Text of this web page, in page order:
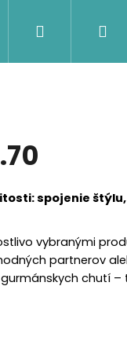
darčekyHľadať
spojenie
vybranými
partnerov
chutí